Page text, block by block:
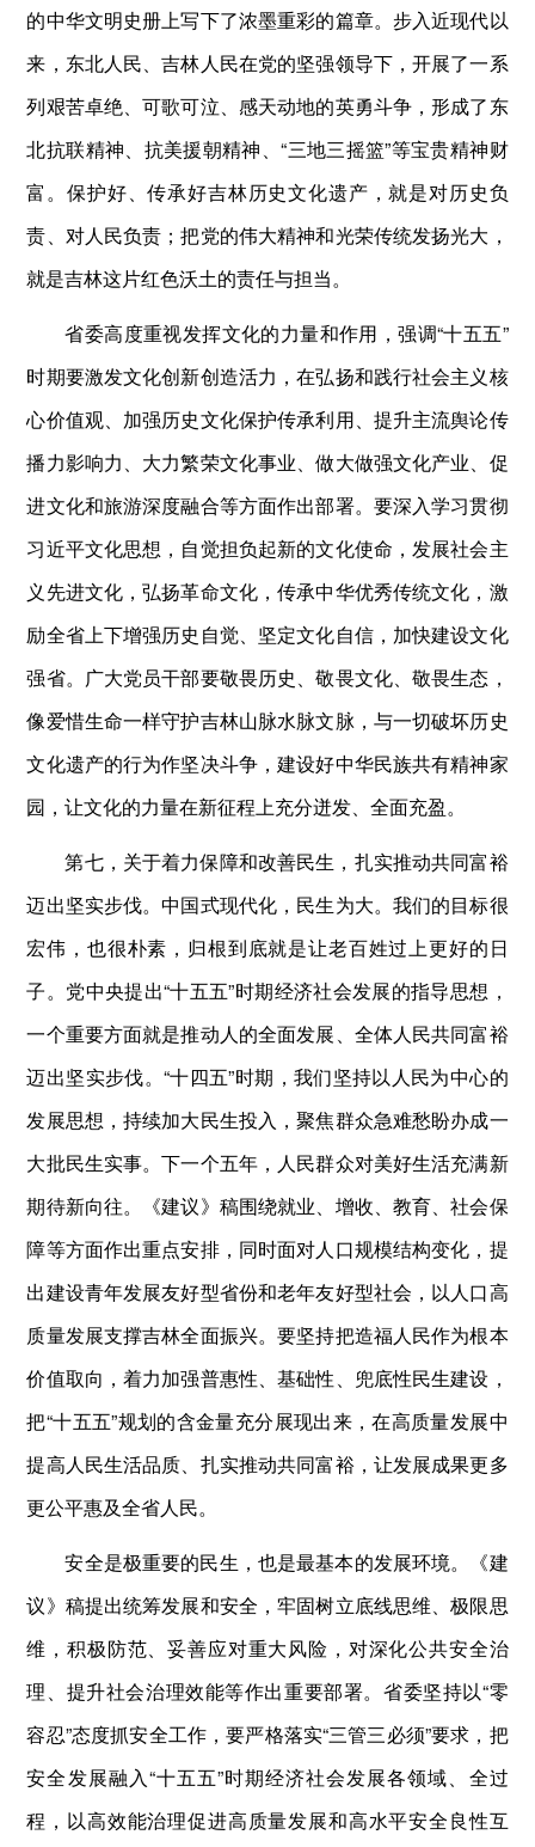
的中华文明史册上写下了浓墨重彩的篇章。步入近现代以
来，东北人民、吉林人民在党的坚强领导下，开展了一系
列艰苦卓绝、可歌可泣、感天动地的英勇斗争，形成了东
北抗联精神、抗美援朝精神、“三地三摇篮”等宝贵精神财
富。保护好、传承好吉林历史文化遗产，就是对历史负
责、对人民负责；把党的伟大精神和光荣传统发扬光大，
就是吉林这片红色沃土的责任与担当。
省委高度重视发挥文化的力量和作用，强调“十五五”
时期要激发文化创新创造活力，在弘扬和践行社会主义核
心价值观、加强历史文化保护传承利用、提升主流舆论传
播力影响力、大力繁荣文化事业、做大做强文化产业、促
进文化和旅游深度融合等方面作出部署。要深入学习贯彻
习近平文化思想，自觉担负起新的文化使命，发展社会主
义先进文化，弘扬革命文化，传承中华优秀传统文化，激
励全省上下增强历史自觉、坚定文化自信，加快建设文化
强省。广大党员干部要敬畏历史、敬畏文化、敬畏生态，
像爱惜生命一样守护吉林山脉水脉文脉，与一切破坏历史
文化遗产的行为作坚决斗争，建设好中华民族共有精神家
园，让文化的力量在新征程上充分迸发、全面充盈。
第七，关于着力保障和改善民生，扎实推动共同富裕
迈出坚实步伐。中国式现代化，民生为大。我们的目标很
宏伟，也很朴素，归根到底就是让老百姓过上更好的日
子。党中央提出“十五五”时期经济社会发展的指导思想，
一个重要方面就是推动人的全面发展、全体人民共同富裕
迈出坚实步伐。“十四五”时期，我们坚持以人民为中心的
发展思想，持续加大民生投入，聚焦群众急难愁盼办成一
大批民生实事。下一个五年，人民群众对美好生活充满新
期待新向往。《建议》稿围绕就业、增收、教育、社会保
障等方面作出重点安排，同时面对人口规模结构变化，提
出建设青年发展友好型省份和老年友好型社会，以人口高
质量发展支撑吉林全面振兴。要坚持把造福人民作为根本
价值取向，着力加强普惠性、基础性、兜底性民生建设，
把“十五五”规划的含金量充分展现出来，在高质量发展中
提高人民生活品质、扎实推动共同富裕，让发展成果更多
更公平惠及全省人民。
安全是极重要的民生，也是最基本的发展环境。《建
议》稿提出统筹发展和安全，牢固树立底线思维、极限思
维，积极防范、妥善应对重大风险，对深化公共安全治
理、提升社会治理效能等作出重要部署。省委坚持以“零
容忍”态度抓安全工作，要严格落实“三管三必须”要求，把
安全发展融入“十五五”时期经济社会发展各领域、全过
程，以高效能治理促进高质量发展和高水平安全良性互